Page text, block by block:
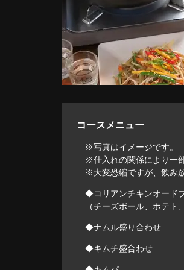
コースメニュー
※写真はイメージです。
※仕入れの関係により一
※大変恐縮ですが、飲み
◆コリアンチキンオード
（チーズボール、ポテト
◆ナムル盛り合わせ
◆キムチ盛合わせ